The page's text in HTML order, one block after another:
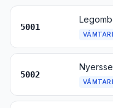
5001
5002